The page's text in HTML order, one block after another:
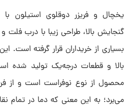
گنجایش بالا، طراحی زیبا با درب
بسیاری از خریداران قرار گرفته
بالا و قطعات درجه‌یک تولید شده
محصول از نوع نوفراست است و از
می‌برد؛ به این معنی که دما در تمام